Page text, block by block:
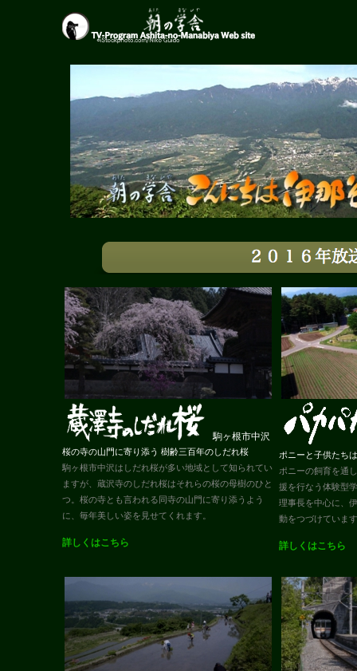
駒ヶ根市中沢
桜の寺の山門に寄り添う 樹齢三百年のしだれ桜
駒ヶ根市中沢はしだれ桜が多い地域として知られてい
ますが、蔵沢寺のしだれ桜はそれらの桜の母樹のひと
つ。桜の寺とも言われる同寺の山門に寄り添うよう
に、毎年美しい姿を見せてくれます。
詳しくはこちら
ポニーと子供たち
ポニーの飼育を通
援を行なう体験型
理事長を中心に、
動をつづけていま
詳しくはこちら